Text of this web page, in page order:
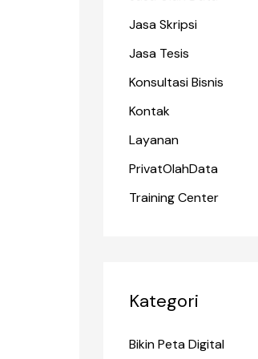
Jasa Skripsi
Jasa Tesis
Konsultasi Bisnis
Kontak
Layanan
PrivatOlahData
Training Center
Kategori
Bikin Peta Digital